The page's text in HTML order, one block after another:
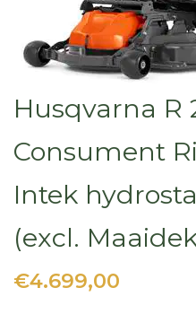
Husqvarna R
Consument
Intek
(excl.
€4.699,00